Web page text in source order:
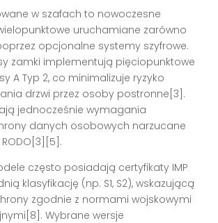
w szafach to nowoczesne
uruchamiane zarówno
opcjonalne systemy szyfrowe.
zamki implementują pięciopunktowe
A Typ 2, co minimalizuje ryzyko
drzwi przez osoby postronne[3].
jednocześnie wymagania
danych osobowych narzucane
często posiadają certyfikaty IMP
klasyfikację (np. S1, S2), wskazującą
zgodnie z normami wojskowymi
Wybrane wersje